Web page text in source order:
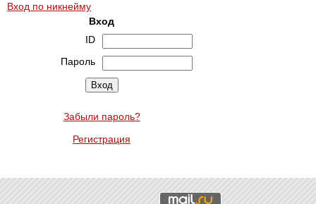
Вход по никнейму
Вход
ID
Пароль
Забыли пароль?
Регистрация